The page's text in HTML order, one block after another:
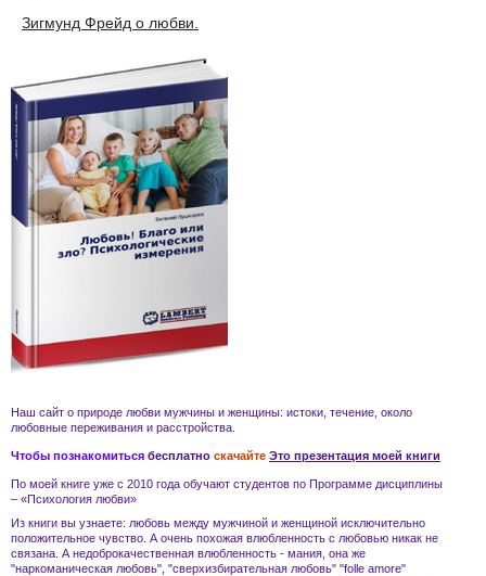
Зигмунд Фрейд о любви.
Наш сайт о природе любви мужчины и женщины: истоки, течение, около
любовные переживания и расстройства
Чтобы познакомиться бесплатно скачайте Это презентация моей книги
По моей книге уже с 2010 года обучают студентов по Программе дисциплины
– «Психология любви»
Из книги вы узнаете: любовь между мужчиной и женщиной исключительно
положительное чувство. А очень похожая влюбленность с любовью никак не
связана. А недоброкачественная влюбленность - мания , она же
"наркоманическая любовь", "сверхизбирательная любовь" "folle amore"